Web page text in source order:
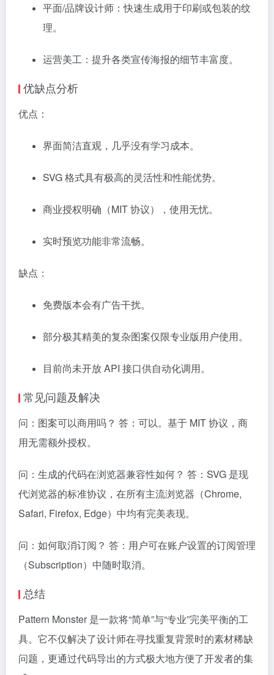
平面/品牌设计师：快速生成用于印刷或包装的纹
理。
运营美工：提升各类宣传海报的细节丰富度。
优缺点分析
优点：
界面简洁直观，几乎没有学习成本。
SVG 格式具有极高的灵活性和性能优势。
商业授权明确（MIT 协议），使用无忧。
实时预览功能非常流畅。
缺点：
免费版本会有广告干扰。
部分极其精美的复杂图案仅限专业版用户使用。
目前尚未开放 API 接口供自动化调用。
常见问题及解决
问：图案可以商用吗？ 答：可以。基于 MIT 协议，商
用无需额外授权。
问：生成的代码在浏览器兼容性如何？ 答：SVG 是现
代浏览器的标准协议，在所有主流浏览器（Chrome,
Safari, Firefox, Edge）中均有完美表现。
问：如何取消订阅？ 答：用户可在账户设置的订阅管理
（Subscription）中随时取消。
总结
Pattern Monster 是一款将“简单”与“专业”完美平衡的工
具。它不仅解决了设计师在寻找重复背景时的素材稀缺
问题，更通过代码导出的方式极大地方便了开发者的集